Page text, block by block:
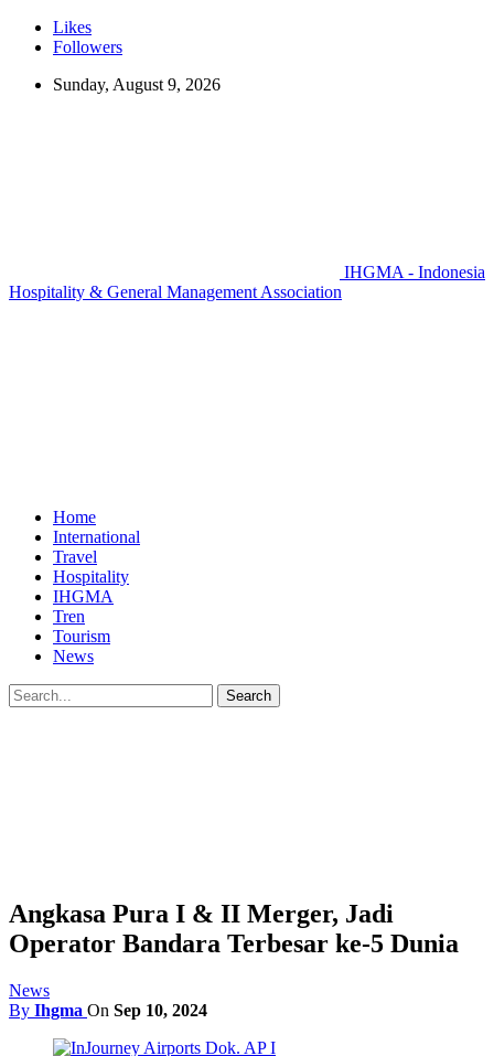
Likes
Followers
Sunday, August 9, 2026
IHGMA - Indonesia
Hospitality & General Management Association
Home
International
Travel
Hospitality
IHGMA
Tren
Tourism
News
Angkasa Pura I & II Merger, Jadi
Operator Bandara Terbesar ke-5 Dunia
News
By Ihgma On Sep 10, 2024